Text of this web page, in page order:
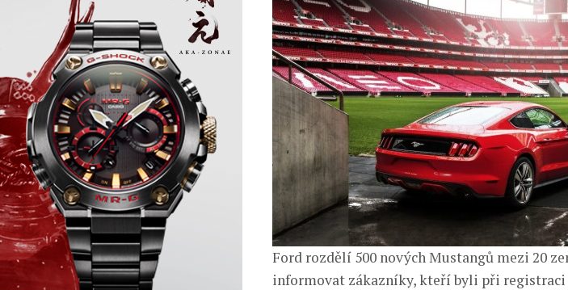
Ford rozdělí 500 nových Mustangů mezi 20
informovat zákazníky, kteří byli při registraci